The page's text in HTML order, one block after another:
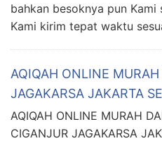
bahkan besoknya pun Kami
Kami kirim tepat waktu
AQIQAH ONLINE
JAGAKARSA JAKARTA
AQIQAH ONLINE MURAH
CIGANJUR JAGAKARSA